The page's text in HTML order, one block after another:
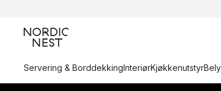
Servering & BorddekkingInteriørKjøkkenutstyr